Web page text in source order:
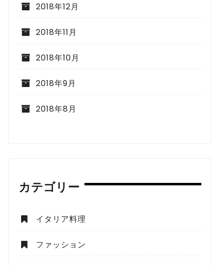
2018年12月
2018年11月
2018年10月
2018年9月
2018年8月
カテゴリー
イタリア料理
ファッション